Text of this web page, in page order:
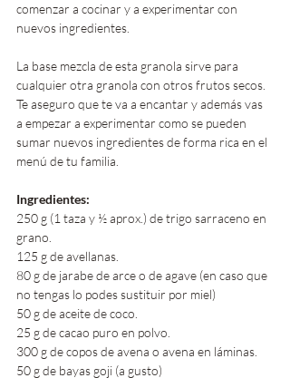
comenzar a cocinar y a experimentar con
nuevos ingredientes.
La base mezcla de esta granola sirve para
cualquier otra granola con otros frutos secos.
Te aseguro que te va a encantar y además vas
a empezar a experimentar como se pueden
sumar nuevos ingredientes de forma rica en el
menú de tu familia.
Ingredientes:
250 g (1 taza y ½ aprox.) de trigo sarraceno en
grano.
125 g de avellanas.
80 g de jarabe de arce o de agave (en caso que
no tengas lo podes sustituir por miel)
50 g de aceite de coco.
25 g de cacao puro en polvo.
300 g de copos de avena o avena en láminas.
50 g de bayas goji (a gusto)